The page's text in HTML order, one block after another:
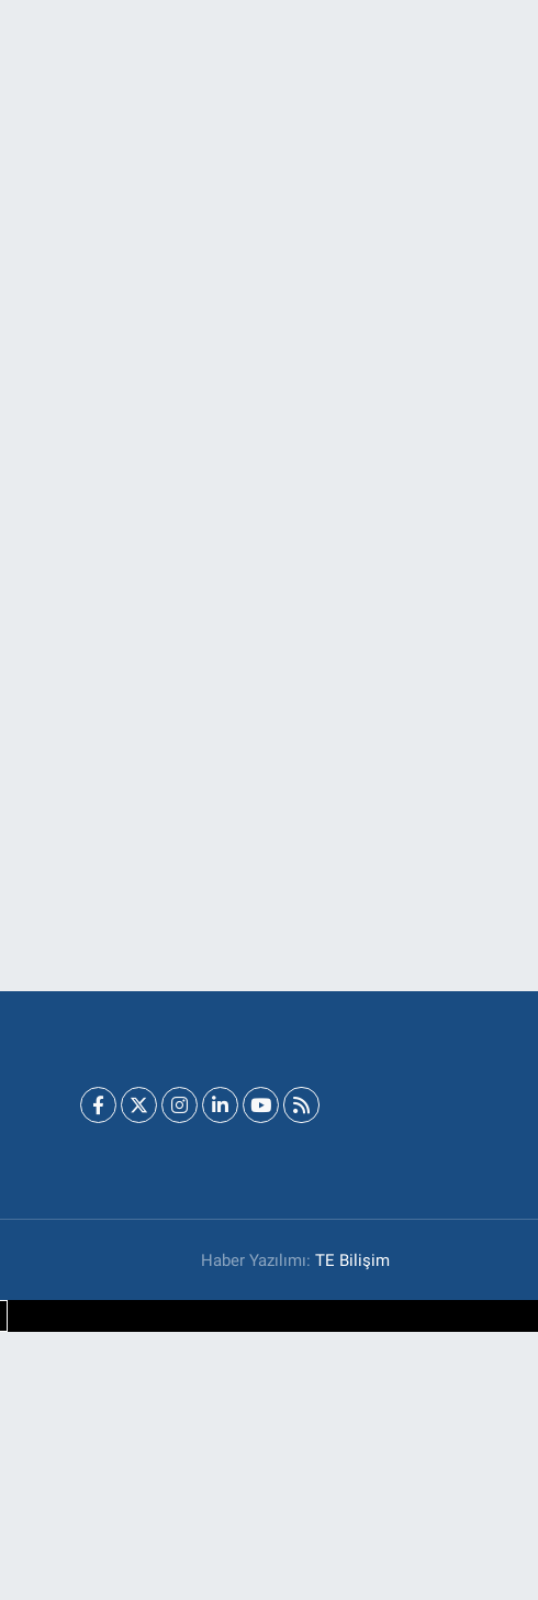
Haber Yazılımı:TE Bilişim